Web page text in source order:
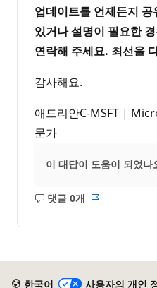
업데이트를 언제든지
있거나 설명이 필요한
연락해 주세요. 최선을
감사해요.
애드리안C-MSFT |
문가
이 대답이 도움이 되었나
댓글 0개
설
한국어 사용자의 개인